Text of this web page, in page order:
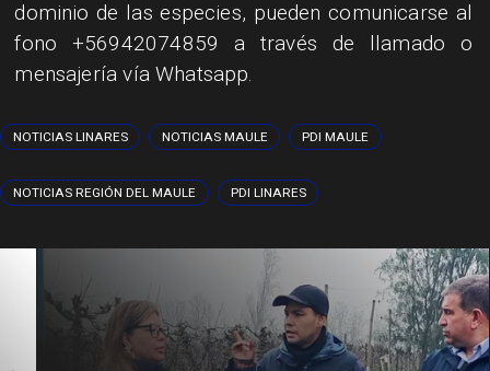
dominio de las especies, pueden comunicarse al
fono +56942074859 a través de llamado o
mensajería vía Whatsapp.
NOTICIAS LINARES NOTICIAS MAULE PDI MAULE
NOTICIAS REGIÓN DEL MAULE PDI LINARES